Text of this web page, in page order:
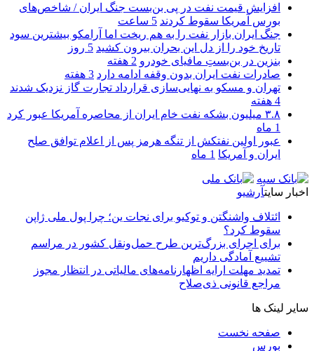
افزایش قیمت نفت در پی بن‌بست جنگ ایران / شاخص‌های
بورس آمریکا سقوط کردند 5 ساعت
جنگ ایران بازار نفت را به هم ریخت اما آرامکو بیشترین سود
تاریخ خود را از دل این بحران بیرون کشید 5 روز
بنزین در بن‌بستِ مافیای خودرو 2 هفته
صادرات نفت ایران بدون وقفه ادامه دارد 3 هفته
تهران و مسکو به نهایی‌سازی قرارداد تجارت گاز نزدیک شدند
4 هفته
۳.۸ میلیون بشکه نفت خام ایران از محاصره آمریکا عبور کرد
1 ماه
عبور اولین نفتکش از تنگه هرمز پس از اعلام توافق صلح
ایران و آمریکا 1 ماه
اخبار سایتآرشیو
ائتلاف واشنگتن و توکیو برای نجات ین؛ چرا پول ملی ژاپن
سقوط کرد؟
برای اجرای بزرگ‌ترین طرح حمل‌ونقل کشور در مراسم
تشییع آمادگی داریم
تمدید مهلت ارایه اظهارنامه‌های مالیاتی در انتظار مجوز
مراجع قانونی ذی‌‏صلاح
سایر لینک ها
صفحه نخست
بورس